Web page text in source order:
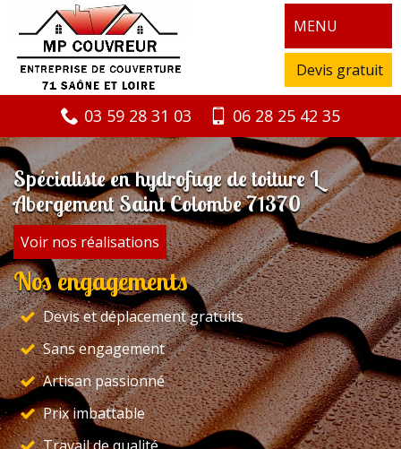
MENU
Devis gratuit
03 59 28 31 03 06 28 25 42 35
Spécialiste en hydrofuge de toiture L
Abergement Saint Colombe 71370
Voir nos réalisations
Nos engagements
Devis et déplacement gratuits
Sans engagement
Artisan passionné
Prix imbattable